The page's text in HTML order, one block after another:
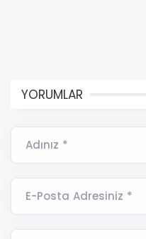
YORUMLAR
Adınız *
E-Posta Adresiniz *